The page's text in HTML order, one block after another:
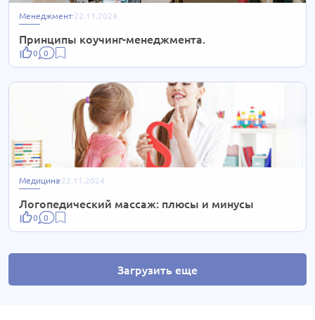
Менеджмент22.11.2024
Принципы коучинг-менеджмента.
0 0
Медицина22.11.2024
Логопедический массаж: плюсы и минусы
0 0
Загрузить еще